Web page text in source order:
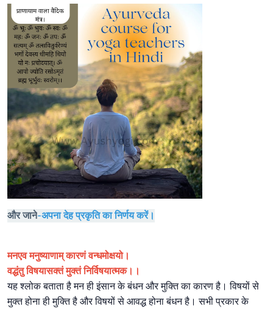
और जाने-अपना देह प्रकृति का निर्णय करें।
मनएव मनुष्याणाम् कारणं वन्धमोक्षयो।
वद्धंतु विषयासक्तं मुक्तं निर्विषयात्मक।।
यह श्लोक बताता है मन ही इंसान के बंधन और मुक्ति का कारण है। विषयों से
मुक्त होना ही मुक्ति है और विषयों से आवद्ध होना बंधन है। सभी प्रकार के